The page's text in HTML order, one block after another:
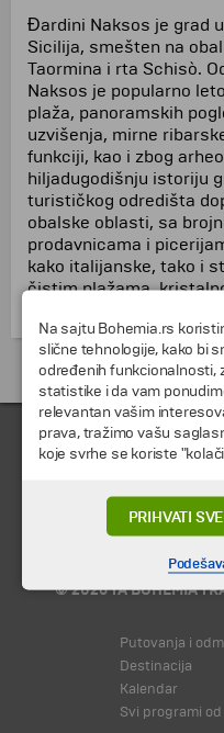
Đardini Naksos je grad
Sicilija, smešten na
Taormina i rta Schisò.
Naksos je popularno
plaža, panoramskih
uzvišenja, mirne
funkciji, kao i zbog
hiljadugodišnju istoriju
turističkog odredišta
obalske oblasti, sa
prodavnicama i
kako italijanske, tako i
čistim plažama,
Putovanja i
© 2026 TA BOHEMIA
Putovanja i
Destinacija
Kalendar
Svi programi od
Na sajtu Bohemia.rs
slične tehnologije, kako bi
određenih funkcionalnosti,
statistike i da vam
relevantan vašim
prava, tražimo vašu
koje svrhe se koriste
PRIHVATI SVE